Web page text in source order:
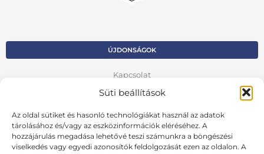
Süti beállítások
Az oldal sütiket és hasonló technológiákat használ az adatok
tárolásához és/vagy az eszközinformációk eléréséhez. A
hozzájárulás megadása lehetővé teszi számunkra a böngészési
viselkedés vagy egyedi azonosítók feldolgozását ezen az oldalon. A
ÚJDONSÁGOK
Kapcsolat
Kosár
Fiók
Adatvédelmi szabályzat